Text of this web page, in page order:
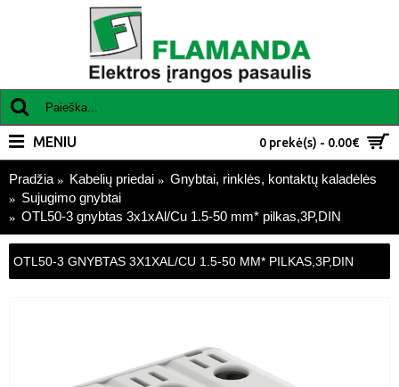
0 prekė(s) - 0.00€
MENIU
Pradžia Kabelių priedai
Gnybtai, rinklės, kontaktų kaladėlės
Sujugimo gnybtai
OTL50-3 gnybtas 3x1xAl/Cu 1.5-50 mm* pilkas,3P,DIN
OTL50-3 GNYBTAS 3X1XAL/CU 1.5-50 MM* PILKAS,3P,DIN